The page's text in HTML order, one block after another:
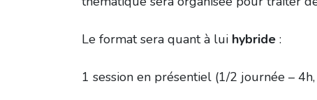
Le format sera quant à lui hybride :
1 session en présentiel (1/2 journée –